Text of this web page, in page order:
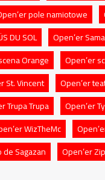
pole namiotowe
DU SOL
Open’er
Orange
Open’er
St. Vincent
Open’er
Trupa Trupa
Open’er
WizTheMc
de Sagazan
Open’er